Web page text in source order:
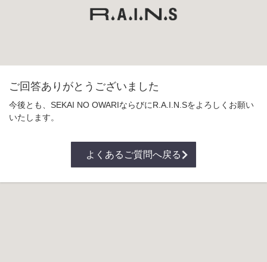
ご回答ありがとうございました
今後とも、SEKAI NO OWARIならびにR.A.I.N.Sをよろしくお願い
いたします。
よくあるご質問へ戻る